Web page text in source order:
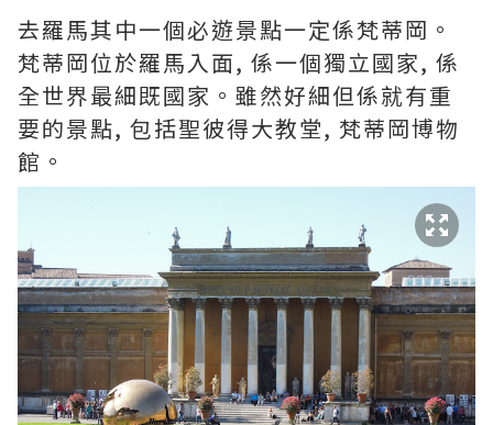
去羅馬其中一個必遊景點一定係梵蒂岡。
梵蒂岡位於羅馬入面, 係一個獨立國家, 係
全世界最細既國家。雖然好細但係就有重
要的景點, 包括聖彼得大教堂, 梵蒂岡博物
館。